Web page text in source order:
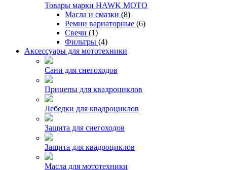
Товары марки HAWK MOTO
Масла и смазки (8)
Ремни вариаторные (6)
Свечи (1)
Фильтры (4)
Аксессуары для мототехники
Сани для снегоходов
Прицепы для квадроциклов
Лебедки для квадроциклов
Защита для снегоходов
Защита для квадроциклов
Масла для мототехники